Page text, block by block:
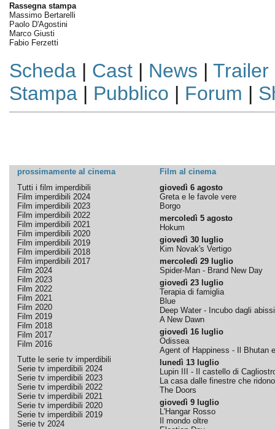
Rassegna stampa
Massimo Bertarelli
Paolo D'Agostini
Marco Giusti
Fabio Ferzetti
Scheda| Cast| News | Trailer
Stampa| Pubblico | Forum |
prossimamente al cinema
Film al cinema
Tutti i film imperdibili
Film imperdibili 2024
Film imperdibili 2023
Film imperdibili 2022
Film imperdibili 2021
Film imperdibili 2020
Film imperdibili 2019
Film imperdibili 2018
Film imperdibili 2017
Film 2024
Film 2023
Film 2022
Film 2021
Film 2020
Film 2019
Film 2018
Film 2017
Film 2016
Tutte le serie tv imperdibili
Serie tv imperdibili 2024
Serie tv imperdibili 2023
Serie tv imperdibili 2022
Serie tv imperdibili 2021
Serie tv imperdibili 2020
Serie tv imperdibili 2019
Serie tv 2024
giovedì 6 agosto
Greta e le favole vere
Borgo
mercoledì 5 agosto
Hokum
giovedì 30 luglio
Kim Novak's Vertigo
mercoledì 29 luglio
Spider-Man - Brand New Day
giovedì 23 luglio
Terapia di famiglia
Blue
Deep Water - Incubo dagli abissi
A New Dawn
giovedì 16 luglio
Odissea
Agent of Happiness - Il Bhutan
lunedì 13 luglio
Lupin III - Il castello di
La casa dalle finestre che ridono
The Doors
giovedì 9 luglio
L'Hangar Rosso
Il mondo oltre